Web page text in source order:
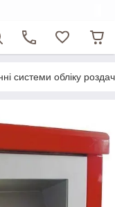
системи обліку